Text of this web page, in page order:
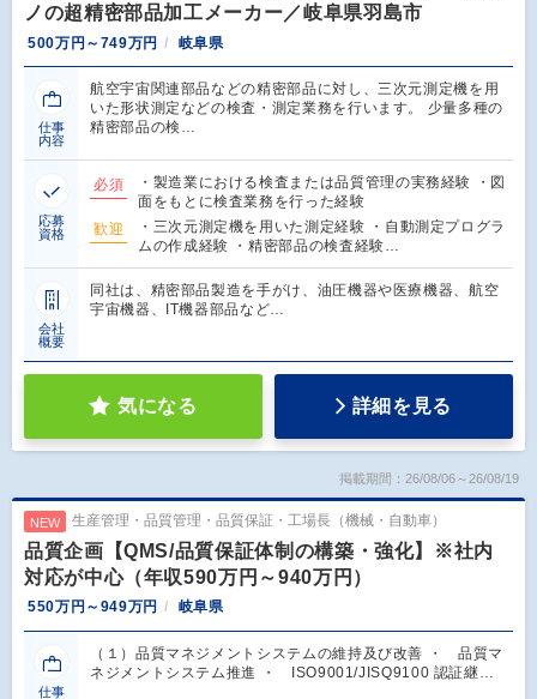
ノの超精密部品加工メーカー／岐阜県羽島市
500万円～749万円 岐阜県
仕事
内容
航空宇宙関連部品などの精密部品に対し、三次元測定機を用
いた形状測定などの検査・測定業務を行います。 少量多種の
精密部品の検…
応募
資格
必須
・製造業における検査または品質管理の実務経験 ・図
面をもとに検査業務を行った経験
歓迎
・三次元測定機を用いた測定経験 ・自動測定プログラ
ムの作成経験 ・精密部品の検査経験…
会社
概要
同社は、精密部品製造を手がけ、油圧機器や医療機器、航空
宇宙機器、IT機器部品など…
気になる 詳細を見る
掲載期間：26/08/06～26/08/19
NEW 生産管理・品質管理・品質保証・工場長（機械・自動車）
品質企画【QMS/品質保証体制の構築・強化】※社内
対応が中心（年収590万円～940万円）
550万円～949万円 岐阜県
仕事
（１）品質マネジメントシステムの維持及び改善 ・ 品質マ
ネジメントシステム推進 ・ ISO9001/JISQ9100 認証継…